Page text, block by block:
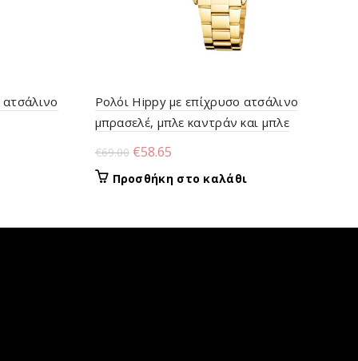
Ρολόι Hippy με επίχρυσο ατσάλινο
μπρασελέ, μπλε καντράν και μπλε
€69.00 Original
price
was:
€58.65Η
τρέχουσα
τιμή
€58.65.
Προσθήκη στο καλάθι